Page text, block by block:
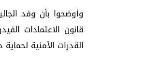
وأوضحوا بأن وفد
قانون الاعتمادات
القدرات الأمنية